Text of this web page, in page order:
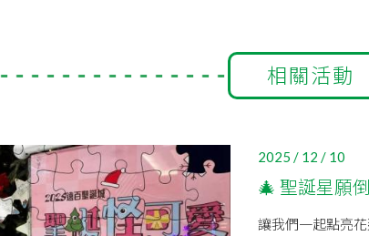
相關活動
2025 / 12 / 10
🎄 聖誕星願
讓我們一起點亮